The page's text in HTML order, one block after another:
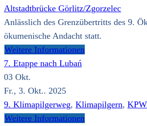
Altstadtbrücke Görlitz/Zgorzelec
Anlässlich des Grenzübertritts des 9.
ökumenische Andacht statt.
Weitere Informationen
7. Etappe nach Lubań
03 Okt.
Fr., 3. Okt.. 2025
9. Klimapilgerweg, Klimapilgern,
Weitere Informationen